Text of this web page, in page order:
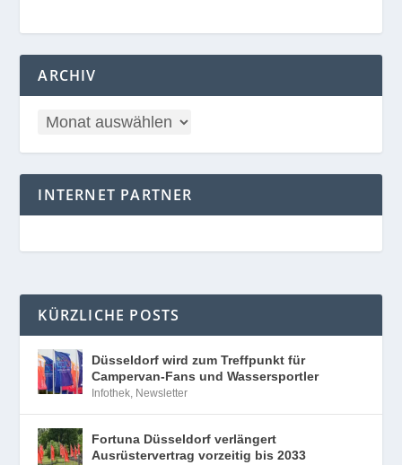
ARCHIV
INTERNET PARTNER
KÜRZLICHE POSTS
Düsseldorf wird zum Treffpunkt für
Campervan-Fans und Wassersportler
Infothek, Newsletter
Fortuna Düsseldorf verlängert
Ausrüstervertrag vorzeitig bis 2033